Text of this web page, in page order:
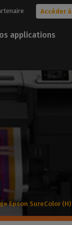
solutions, ou
avec
applications
meilleure solution pour
vos solutions
Accéder
Epson SureColor (H)